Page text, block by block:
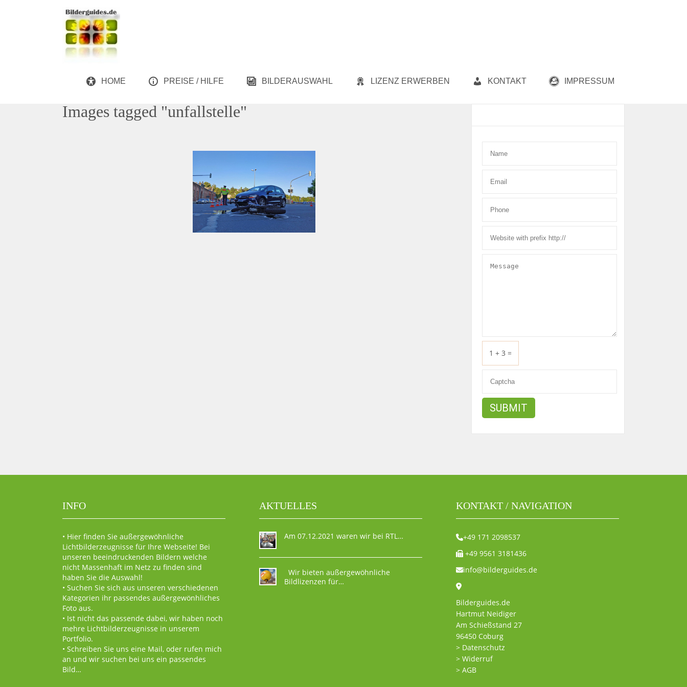
HOME PREISE / HILFE BILDERAUSWAHL LIZENZ ERWERBEN KONTAKT IMPRESSUM
Images tagged "unfallstelle"
1 + 3 =
INFO
• Hier finden Sie außergewöhnliche
Lichtbilderzeugnisse für Ihre Webseite! Bei
unseren beeindruckenden Bildern welche
nicht Massenhaft im Netz zu finden sind
haben Sie die Auswahl!
• Suchen Sie sich aus unseren verschiedenen
Kategorien ihr passendes außergewönhliches
Foto aus.
• Ist nicht das passende dabei, wir haben noch
mehre Lichtbilderzeugnisse in unserem
Portfolio.
• Schreiben Sie uns eine Mail, oder rufen mich
an und wir suchen bei uns ein passendes
Bild…
AKTUELLES
Am 07.12.2021 waren wir bei RTL…
Wir bieten außergewöhnliche
Bildlizenzen für…
KONTAKT / NAVIGATION
+49 171 2098537
+49 9561 3181436
info@bilderguides.de
Bilderguides.de
Hartmut Neidiger
Am Schießstand 27
96450 Coburg
> Datenschutz
> Widerruf
> AGB